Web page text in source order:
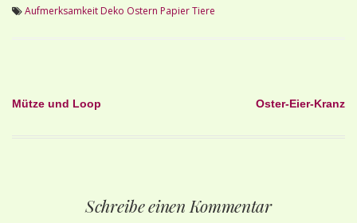
AufmerksamkeitDeko Ostern PapierTiere
Beitragsnavigation
Mütze und Loop Oster-Eier-Kranz
Schreibe einen Kommentar